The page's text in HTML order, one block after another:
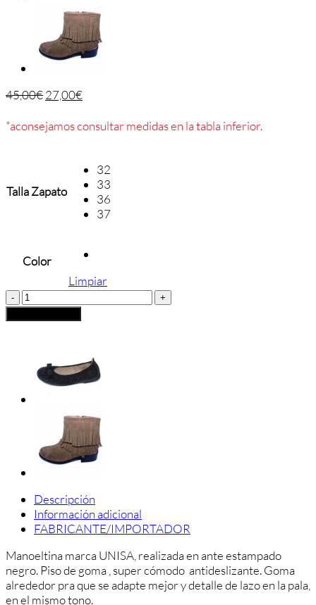
45,00€27,00€
*aconsejamos consultar medidas en la tabla inferior.
Talla Zapato
32
33
36
37
Color
Limpiar
MANOLETINA
ANTE
UNISA
Descripción
Información adicional
FABRICANTE/IMPORTADOR
Manoeltina marca UNISA, realizada en ante estampado
negro. Piso de goma , super cómodo antideslizante. Goma
alrededor pra que se adapte mejor y detalle de lazo en la pala,
en el mismo tono.